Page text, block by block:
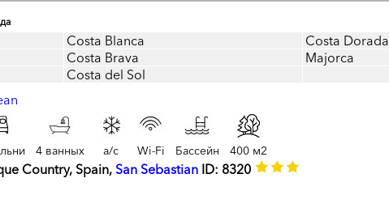
Costa Blanca Costa Dorada
Costa Brava Majorca
Costa del Sol
4 ванных a/c Wi-Fi Бассейн 400 м2
Country, Spain, San Sebastian ID: 8320